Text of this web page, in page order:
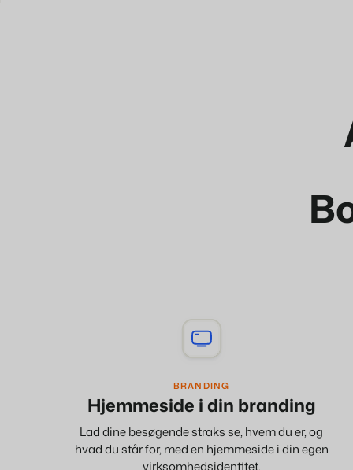
BRANDING
Hjemmeside i din branding
Lad dine besøgende straks se, hvem du er, og
hvad du står for, med en hjemmeside i din egen
virksomhedsidentitet.